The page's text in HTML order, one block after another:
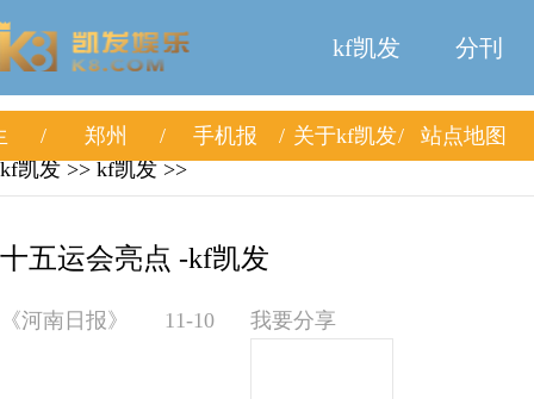
kf凯发 分刊
郑州 手机报 关于kf凯发
站点地图
kf凯发 >> kf凯发 >>
十五运会亮点 -kf凯发
《河南日报》 11-10 我要分享